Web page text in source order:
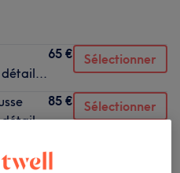
65 € Sélectionner
détail...
85 € Sélectionner